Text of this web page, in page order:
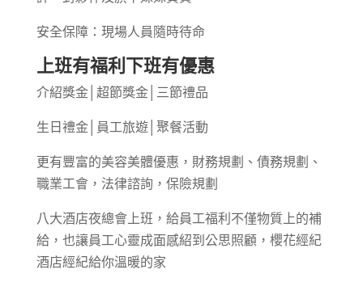
安全保障：現場人員隨時待命
上班有福利下班有優惠
介紹獎金│超節獎金│三節禮品
生日禮金│員工旅遊│聚餐活動
更有豐富的美容美體優惠，財務規劃、債務規劃、
職業工會，法律諮詢，保險規劃
八大酒店夜總會上班，給員工福利不僅物質上的補
給，也讓員工心靈成面感紹到公思照顧，櫻花經紀
酒店經紀給你溫暖的家